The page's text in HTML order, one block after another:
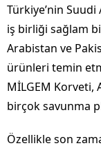
Türkiye’nin
iş birliği sağlam
Arabistan ve
ürünleri temin
MİLGEM Korveti,
birçok savunma
Özellikle son